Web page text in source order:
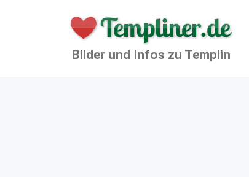
Bilder und Infos zu Templin